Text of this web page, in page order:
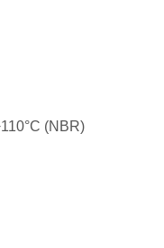
(NBR)